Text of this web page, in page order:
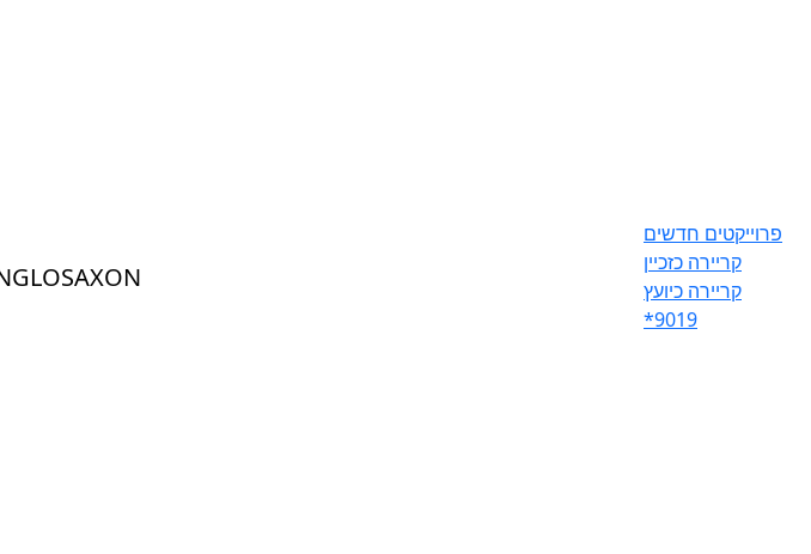
פרוייקטים חדשים
קריירה כזכיין
קריירה כיועץ
*9019